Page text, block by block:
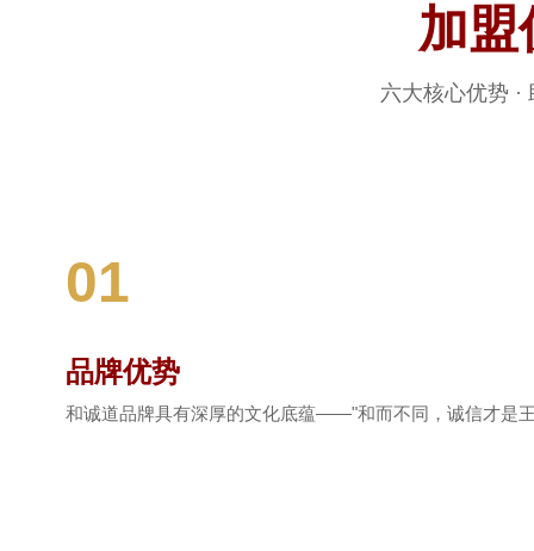
加盟
六大核心优势 ·
01
品牌优势
和诚道品牌具有深厚的文化底蕴——"和而不同，诚信才是